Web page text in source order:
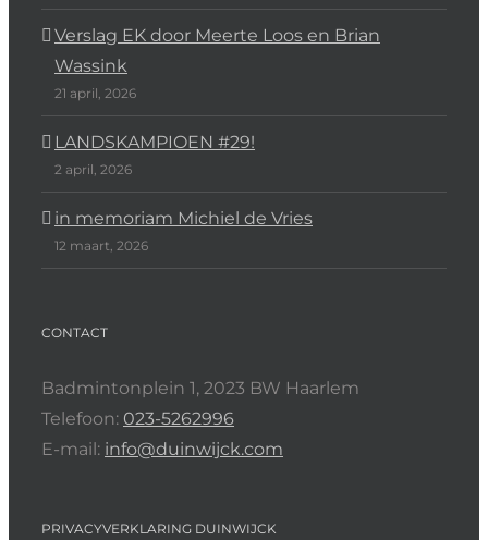
Verslag EK door Meerte Loos en Brian
Wassink
21 april, 2026
LANDSKAMPIOEN #29!
2 april, 2026
in memoriam Michiel de Vries
12 maart, 2026
CONTACT
Badmintonplein 1, 2023 BW Haarlem
Telefoon: 023-5262996
E-mail: info@duinwijck.com
PRIVACYVERKLARING DUINWIJCK